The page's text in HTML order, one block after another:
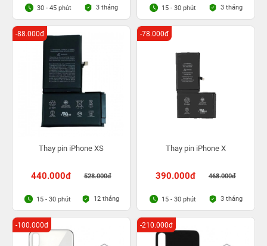
30 - 45 phút 3 tháng 15 - 30 phút 3 tháng
Thay pin iPhone XS
440.000đ 528.000đ
-88.000đ
15 - 30 phút 12 tháng
Thay pin iPhone X
390.000đ 468.000đ
-78.000đ
15 - 30 phút 3 tháng
-100.000đ -210.000đ